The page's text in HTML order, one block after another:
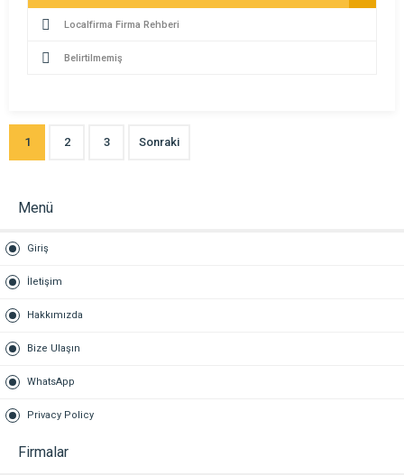
Localfirma Firma Rehberi
Belirtilmemiş
1 2 3 Sonraki
Menü
Giriş
İletişim
Hakkımızda
Bize Ulaşın
WhatsApp
Privacy Policy
Firmalar